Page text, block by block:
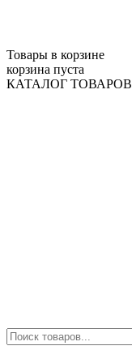
Товары в корзине
корзина пуста
КАТАЛОГ ТОВАРОВ